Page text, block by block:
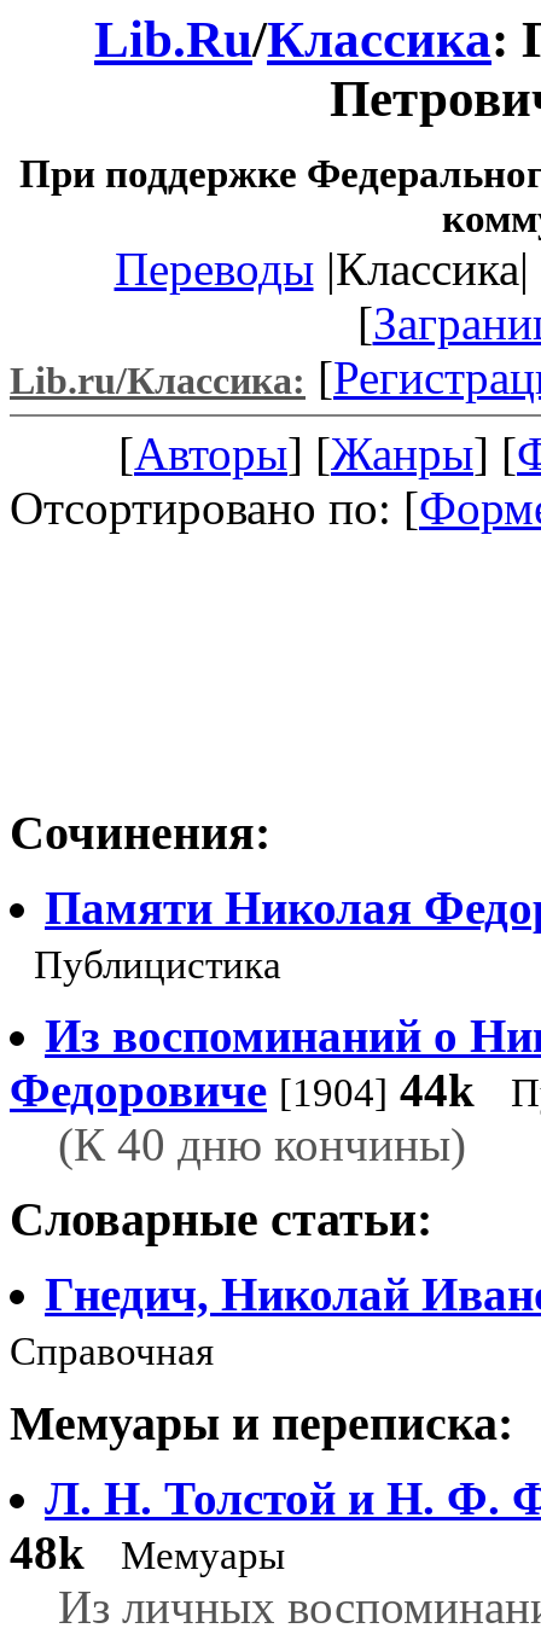
Lib.Ru/Классика:
При поддержке
Переводы
[
Lib.ru/Классика: [
[Авторы] [Жанры] [
Отсортировано по: [
Сочинения:
Памяти Николая
Публицистика
Из воспоминаний о
Федоровиче [1904] 44k
(К 40 дню кончины)
Словарные статьи:
Гнедич, Николай
Справочная
Мемуары и переписка:
Л. H. Толстой и Н. Ф.
48k
Мемуары
Из личных